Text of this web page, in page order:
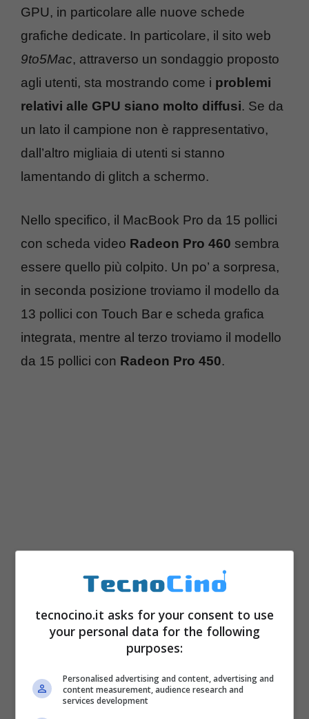
GPU, in particolare alle nuove schede
grafiche dedicate. In particolare, il sito web
9to5Mac, attraverso un sondaggio proposto
agli utenti, sta mostrando come i problemi
relativi alle GPU siano molto diffusi. Se da
un lato il campione non è rappresentativo,
dall’altro migliaia di utenti si stanno
lamentando di glitch a schermo.
Nello specifico, il MacBook Pro da 15 pollici
con scheda video Radeon Pro 460 sembra
essere quello più colpito. Un po’ a sorpresa,
in seconda posizione troviamo il modello da
13 pollici con Touch Bar e scheda grafica
integrata, mentre al terzo troviamo il modello
da 15 pollici con Radeon Pro 450.
tecnocino.it asks for your consent to use
your personal data for the following
purposes:
Personalised advertising and content, advertising and
content measurement, audience research and
services development